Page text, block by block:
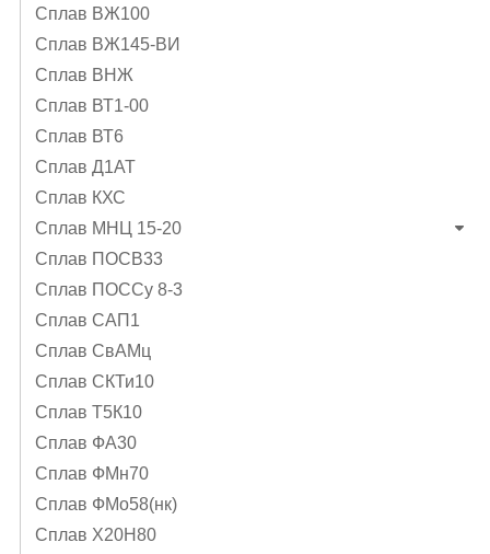
Сплав ВЖ100
Сплав ВЖ145-ВИ
Сплав ВНЖ
Сплав ВТ1-00
Сплав ВТ6
Сплав Д1АТ
Сплав КХС
Сплав МНЦ 15-20
Сплав ПОСВ33
Сплав ПОССу 8-3
Сплав САП1
Сплав СвАМц
Сплав СКТи10
Сплав Т5К10
Сплав ФА30
Сплав ФМн70
Сплав ФМо58(нк)
Сплав Х20Н80